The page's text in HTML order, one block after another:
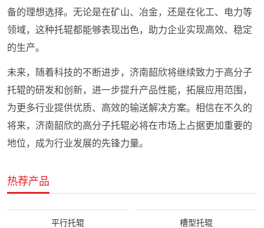
备的理想选择。无论是在矿山、冶金，还是在化工、电力等
领域，这种托辊都能够表现出色，助力企业实现高效、稳定
的生产。
未来，随着科技的不断进步，济南韶欣将继续致力于高分子
托辊的研发和创新，进一步提升产品性能，拓展应用范围，
为更多行业提供优质、高效的输送解决方案。相信在不久的
将来，济南韶欣的高分子托辊必将在市场上占据更加重要的
地位，成为行业发展的先锋力量。
热荐产品
平行托辊 槽型托辊